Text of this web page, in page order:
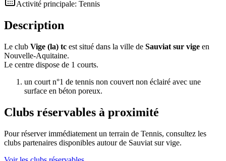
Activité principale: Tennis
Description
Le club Vige (la) tc est situé dans la ville de Sauviat sur vige en
Nouvelle-Aquitaine.
Le centre dispose de 1 courts.
un court n°1 de tennis non couvert non éclairé avec une
surface en béton poreux.
Clubs réservables à proximité
Pour réserver immédiatement un terrain de Tennis, consultez les
clubs partenaires disponibles autour de Sauviat sur vige.